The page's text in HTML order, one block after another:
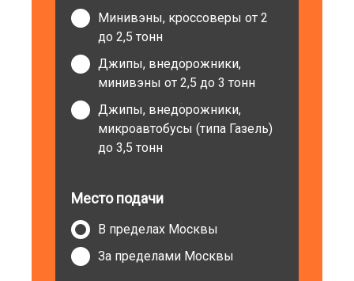
Минивэны, кроссоверы от 2
до 2,5 тонн
Джипы, внедорожники,
минивэны от 2,5 до 3 тонн
Джипы, внедорожники,
микроавтобусы (типа Газель)
до 3,5 тонн
Место подачи
В пределах Москвы
За пределами Москвы